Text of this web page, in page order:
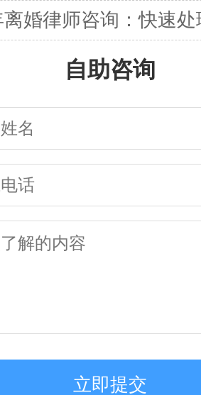
婚律师咨询：快速处
自助咨询
立即提交